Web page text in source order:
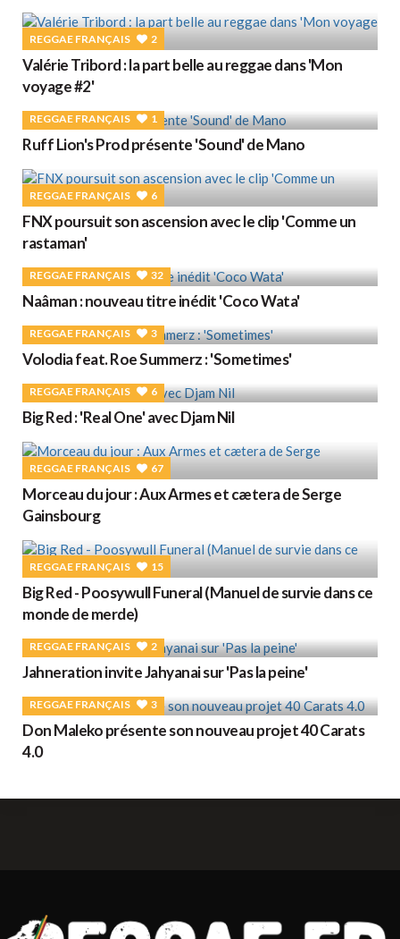
REGGAE FRANÇAIS 2
Valérie Tribord : la part belle au reggae dans 'Mon
voyage #2'
REGGAE FRANÇAIS 1
Ruff Lion's Prod présente 'Sound' de Mano
REGGAE FRANÇAIS 6
FNX poursuit son ascension avec le clip 'Comme un
rastaman'
REGGAE FRANÇAIS 32
Naâman : nouveau titre inédit 'Coco Wata'
REGGAE FRANÇAIS 3
Volodia feat. Roe Summerz : 'Sometimes'
REGGAE FRANÇAIS 6
Big Red : 'Real One' avec Djam Nil
REGGAE FRANÇAIS 67
Morceau du jour : Aux Armes et cætera de Serge
Gainsbourg
REGGAE FRANÇAIS 15
Big Red - Poosywull Funeral (Manuel de survie dans ce
monde de merde)
REGGAE FRANÇAIS 2
Jahneration invite Jahyanai sur 'Pas la peine'
REGGAE FRANÇAIS 3
Don Maleko présente son nouveau projet 40 Carats
4.0